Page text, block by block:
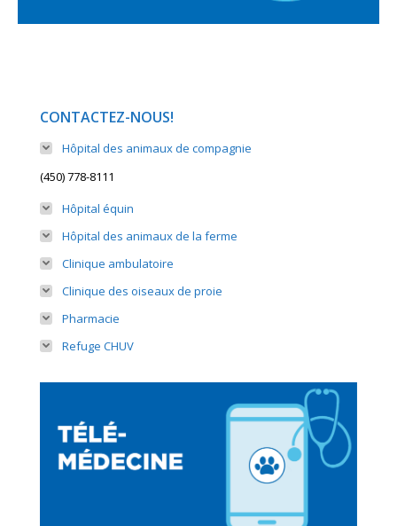
CONTACTEZ-NOUS!
Hôpital des animaux de compagnie
(450) 778-8111
Hôpital équin
Hôpital des animaux de la ferme
Clinique ambulatoire
Clinique des oiseaux de proie
Pharmacie
Refuge CHUV